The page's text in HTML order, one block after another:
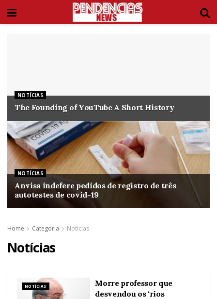
NOTÍCIAS
The Founding of YouTube A Short History
NOTÍCIAS
Anvisa indefere pedidos de registro de três
autotestes de covid-19
Home Categoria Notícias
Notícias
NOTÍCIAS
Morre professor que
desvendou os ‘rios